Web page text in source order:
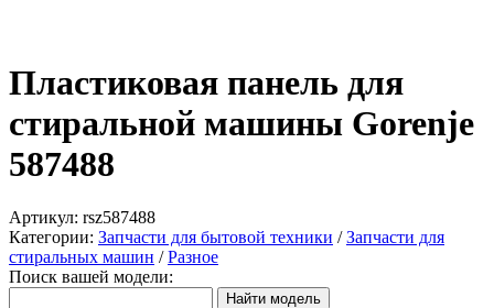
Пластиковая панель для
стиральной машины Gorenje
587488
Артикул: rsz587488
Категории: Запчасти для бытовой техники /Запчасти для
стиральных машин /Разное
Поиск вашей модели: